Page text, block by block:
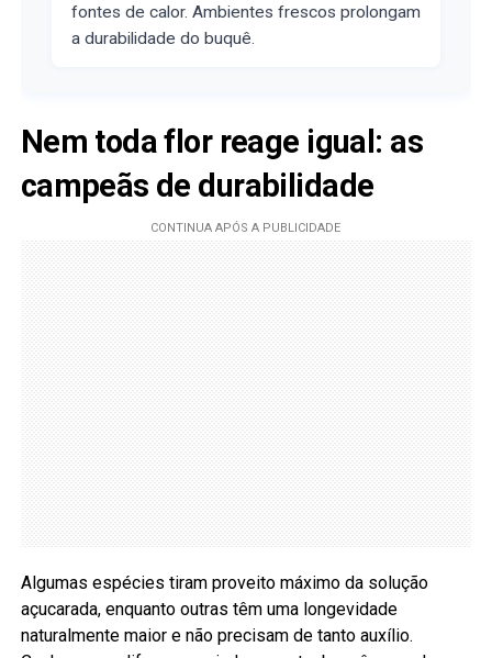
fontes de calor. Ambientes frescos prolongam
a durabilidade do buquê.
Nem toda flor reage igual: as
campeãs de durabilidade
Algumas espécies tiram proveito máximo da solução
açucarada, enquanto outras têm uma longevidade
naturalmente maior e não precisam de tanto auxílio.